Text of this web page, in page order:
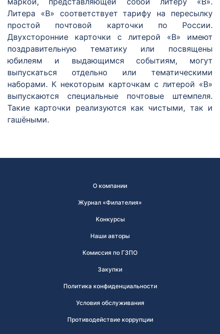
Литера «В» соответствует тарифу на пересылку
простой почтовой карточки по России.
Двухсторонние карточки с литерой «В» имеют
поздравительную тематику или посвящены
юбилеям и выдающимся событиям, могут
выпускаться отдельно или тематическими
наборами. К некоторым карточкам с литерой «В»
выпускаются специальные почтовые штемпеля.
Такие карточки реализуются как чистыми, так и
гашёными.
О компании
Журнал «Филателия»
Конкурсы
Наши авторы
Комиссия по ГЗПО
Закупки
Политика конфиденциальности
Условия обслуживания
Противодействие коррупции